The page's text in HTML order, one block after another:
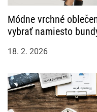
Módne vrchné
vybrať namiesto
18. 2. 2026